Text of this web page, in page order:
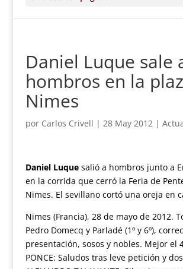
Daniel Luque sale
hombros en la
Nimes
por Carlos Crivell | 28 May 2012|
Daniel Luque salió a hombros junto a
en la corrida que cerró la Feria de
Nimes. El sevillano cortó una oreja en
Nimes (Francia), 28 de mayo de 2012.
Pedro Domecq y Parladé (1º y 6º),
presentación, sosos y nobles. Mejor el
PONCE: Saludos tras leve petición y